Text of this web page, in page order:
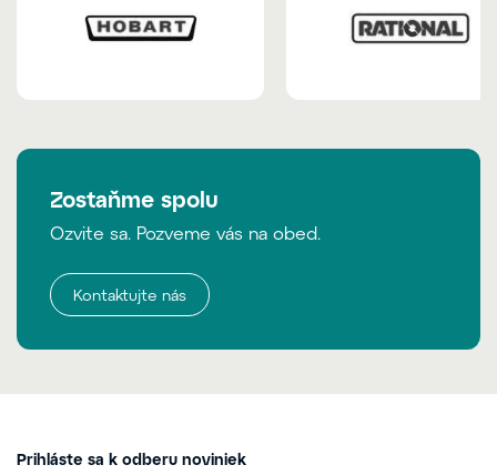
Zostaňme spolu
Ozvite sa. Pozveme vás na obed.
Kontaktujte nás
Prihláste sa k odberu noviniek